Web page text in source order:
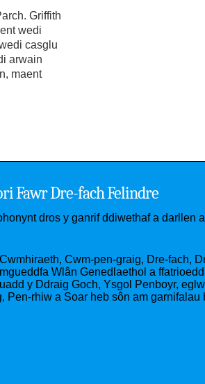
Griffith
wedi
casglu
arwain
maent
Fawr Dre-fach Felindre
dros y ganrif ddiwethaf a darllen
Cwm-pen-graig, Dre-fach,
Wlân Genedlaethol a
y Ddraig Goch, Ysgol Penboyr,
Pen-rhiw a Soar heb sôn am garnifalau